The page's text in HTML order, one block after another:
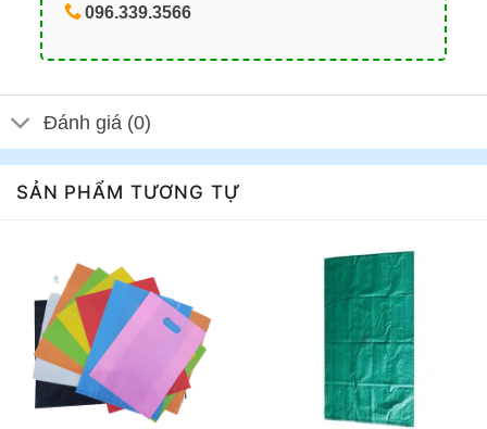
096.339.3566
Đánh giá (0)
SẢN PHẨM TƯƠNG TỰ